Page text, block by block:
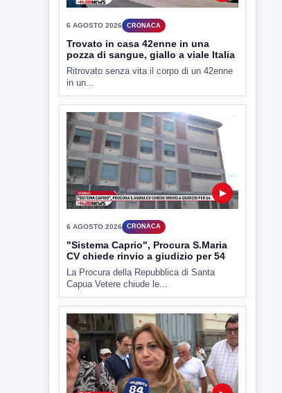
TUTTI I VIDEO
▶
6 AGOSTO 2026 CRONACA
Trovato in casa 42enne in una
pozza di sangue, giallo a viale Italia
Ritrovato senza vita il corpo di un 42enne
in un...
▶
6 AGOSTO 2026 CRONACA
"Sistema Caprio", Procura S.Maria
CV chiede rinvio a giudizio per 54
La Procura della Repubblica di Santa
Capua Vetere chiude le...